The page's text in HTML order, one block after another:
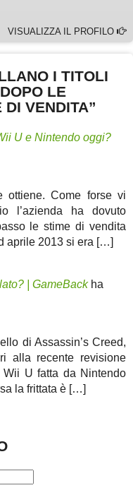
VISUALIZZA IL PROFILO
I TITOLI
LE
VENDITA”
U e Nintendo oggi?
Come forse vi
l’azienda ha dovuto
le stime di vendita
aprile 2013 si era […]
| GameBack ha
di Assassin’s Creed,
alla recente revisione
U fatta da Nintendo
la frittata è […]